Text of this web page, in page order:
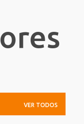
VER TODOS